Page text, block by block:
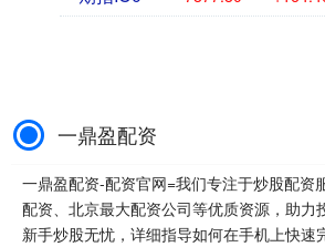
一鼎盈配资
一鼎盈配资-配资官网=我们专注于炒股配资
配资、北京最大配资公司等优质资源，助力
新手炒股无忧，详细指导如何在手机上快速